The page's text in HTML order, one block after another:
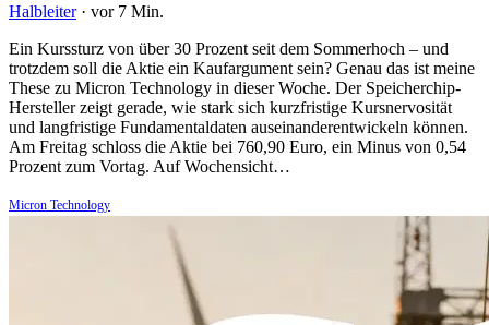
Halbleiter · vor 7 Min.
Ein Kurssturz von über 30 Prozent seit dem Sommerhoch – und
trotzdem soll die Aktie ein Kaufargument sein? Genau das ist meine
These zu Micron Technology in dieser Woche. Der Speicherchip-
Hersteller zeigt gerade, wie stark sich kurzfristige Kursnervosität
und langfristige Fundamentaldaten auseinanderentwickeln können.
Am Freitag schloss die Aktie bei 760,90 Euro, ein Minus von 0,54
Prozent zum Vortag. Auf Wochensicht…
Micron Technology